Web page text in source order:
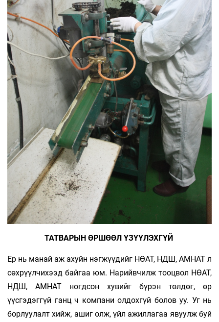
ТАТВАРЫН ӨРШӨӨЛ ҮЗҮҮЛЭХГҮЙ
Ер нь манай аж ахуйн нэгжүүдийг НӨАТ, НДШ, АМНАТ л
сөхрүүлчихээд байгаа юм. Нарийвчилж тооцвол НӨАТ,
НДШ, АМНАТ ногдсон хувийг бүрэн төлдөг, өр
үүсгэдэггүй ганц ч компани олдохгүй болов уу. Уг нь
борлуулалт хийж, ашиг олж, үйл ажиллагаа явуулж буй